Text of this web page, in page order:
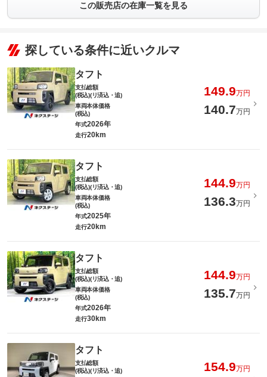
この販売店の在庫一覧を見る
探している条件に近いクルマ
タフト
支払総額
(税込)(リ済込・追)
149.9万円
車両本体価格
(税込)
140.7万円
年式2026年
走行20km
タフト
支払総額
(税込)(リ済込・追)
144.9万円
車両本体価格
(税込)
136.3万円
年式2025年
走行20km
タフト
支払総額
(税込)(リ済込・追)
144.9万円
車両本体価格
(税込)
135.7万円
年式2026年
走行30km
タフト
支払総額
(税込)(リ済込・追)
154.9万円